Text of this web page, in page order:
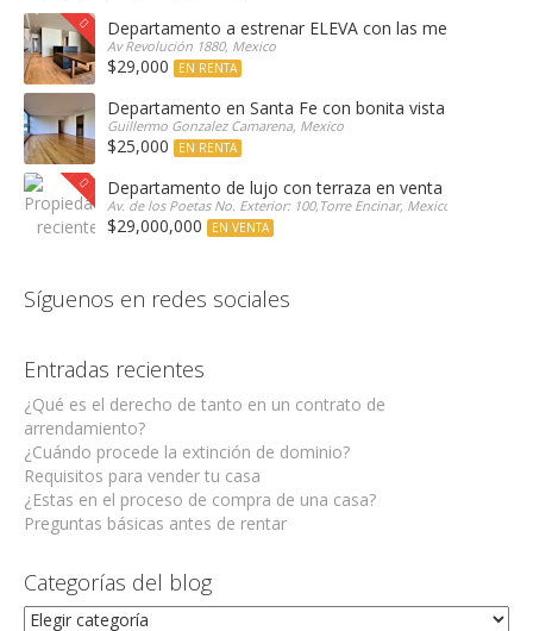
Departamento a estrenar ELEVA con las mejores
Av Revolución 1880, Mexico
$29,000 EN RENTA
Departamento en Santa Fe con bonita vista arbolada
Guillermo Gonzalez Camarena, Mexico
$25,000 EN RENTA
Departamento de lujo con terraza en venta Encinar en
Av. de los Poetas No. Exterior: 100,Torre Encinar, Mexico
$29,000,000 EN VENTA
Síguenos en redes sociales
Entradas recientes
¿Qué es el derecho de tanto en un contrato de
arrendamiento?
¿Cuándo procede la extinción de dominio?
Requisitos para vender tu casa
¿Estas en el proceso de compra de una casa?
Preguntas básicas antes de rentar
Categorías del blog
Categorías